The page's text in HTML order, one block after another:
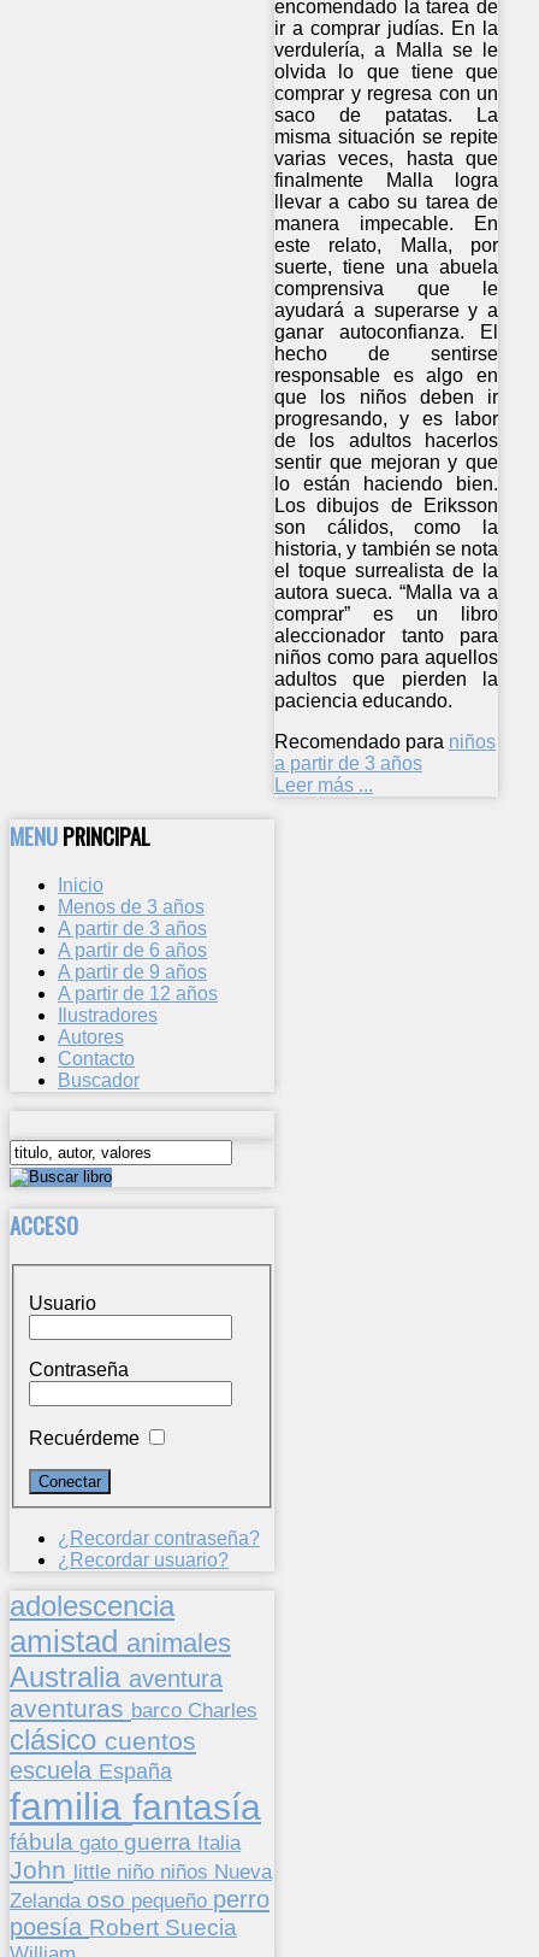
encomendado la tarea de
ir a comprar judías. En la
verdulería, a Malla se le
olvida lo que tiene que
comprar y regresa con un
saco de patatas. La
misma situación se repite
varias veces, hasta que
finalmente Malla logra
llevar a cabo su tarea de
manera impecable. En
este relato, Malla, por
suerte, tiene una abuela
comprensiva que le
ayudará a superarse y a
ganar autoconfianza. El
hecho de sentirse
responsable es algo en
que los niños deben ir
progresando, y es labor
de los adultos hacerlos
sentir que mejoran y que
lo están haciendo bien.
Los dibujos de Eriksson
son cálidos, como la
historia, y también se nota
el toque surrealista de la
autora sueca. “Malla va a
comprar” es un libro
aleccionador tanto para
niños como para aquellos
adultos que pierden la
paciencia educando.
Recomendado para niños
a partir de 3 años
Leer más ...
MENUPRINCIPAL
Inicio
Menos de 3 años
A partir de 3 años
A partir de 6 años
A partir de 9 años
A partir de 12 años
Ilustradores
Autores
Contacto
Buscador
ACCESO
Usuario
Contraseña
Recuérdeme
¿Recordar contraseña?
¿Recordar usuario?
adolescencia
amistad animales
Australia aventura
aventuras barco Charles
clásico cuentos
escuela España
familia fantasía
fábula gato guerra Italia
John little niño niños Nueva
Zelanda oso pequeño perro
poesía Robert Suecia